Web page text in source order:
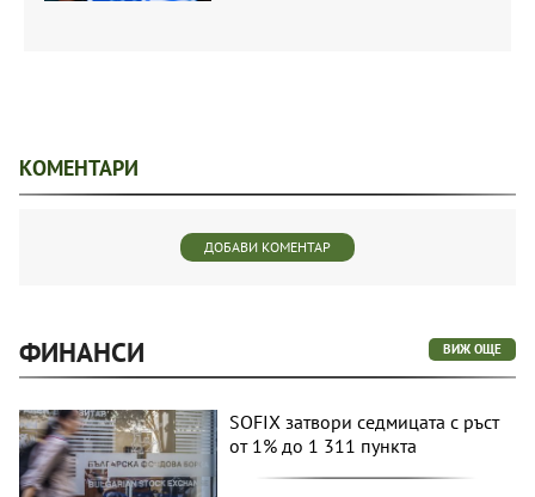
КОМЕНТАРИ
ДОБАВИ КОМЕНТАР
ФИНАНСИ ВИЖ ОЩЕ
SOFIX затвори седмицата с ръст
от 1% до 1 311 пункта